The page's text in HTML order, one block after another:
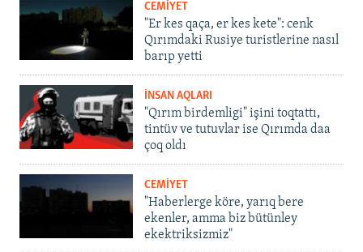
CEMİYET
"Er kes qaça, er kes kete": cenk
Qırımdaki Rusiye turistlerine nasıl
barıp yetti
İNSAN AQLARI
"Qırım birdemligi" işini toqtattı,
tintüv ve tutuvlar ise Qırımda daa
çoq oldı
CEMİYET
"Haberlerge köre, yarıq bere
ekenler, amma biz bütünley
ekektriksizmiz"